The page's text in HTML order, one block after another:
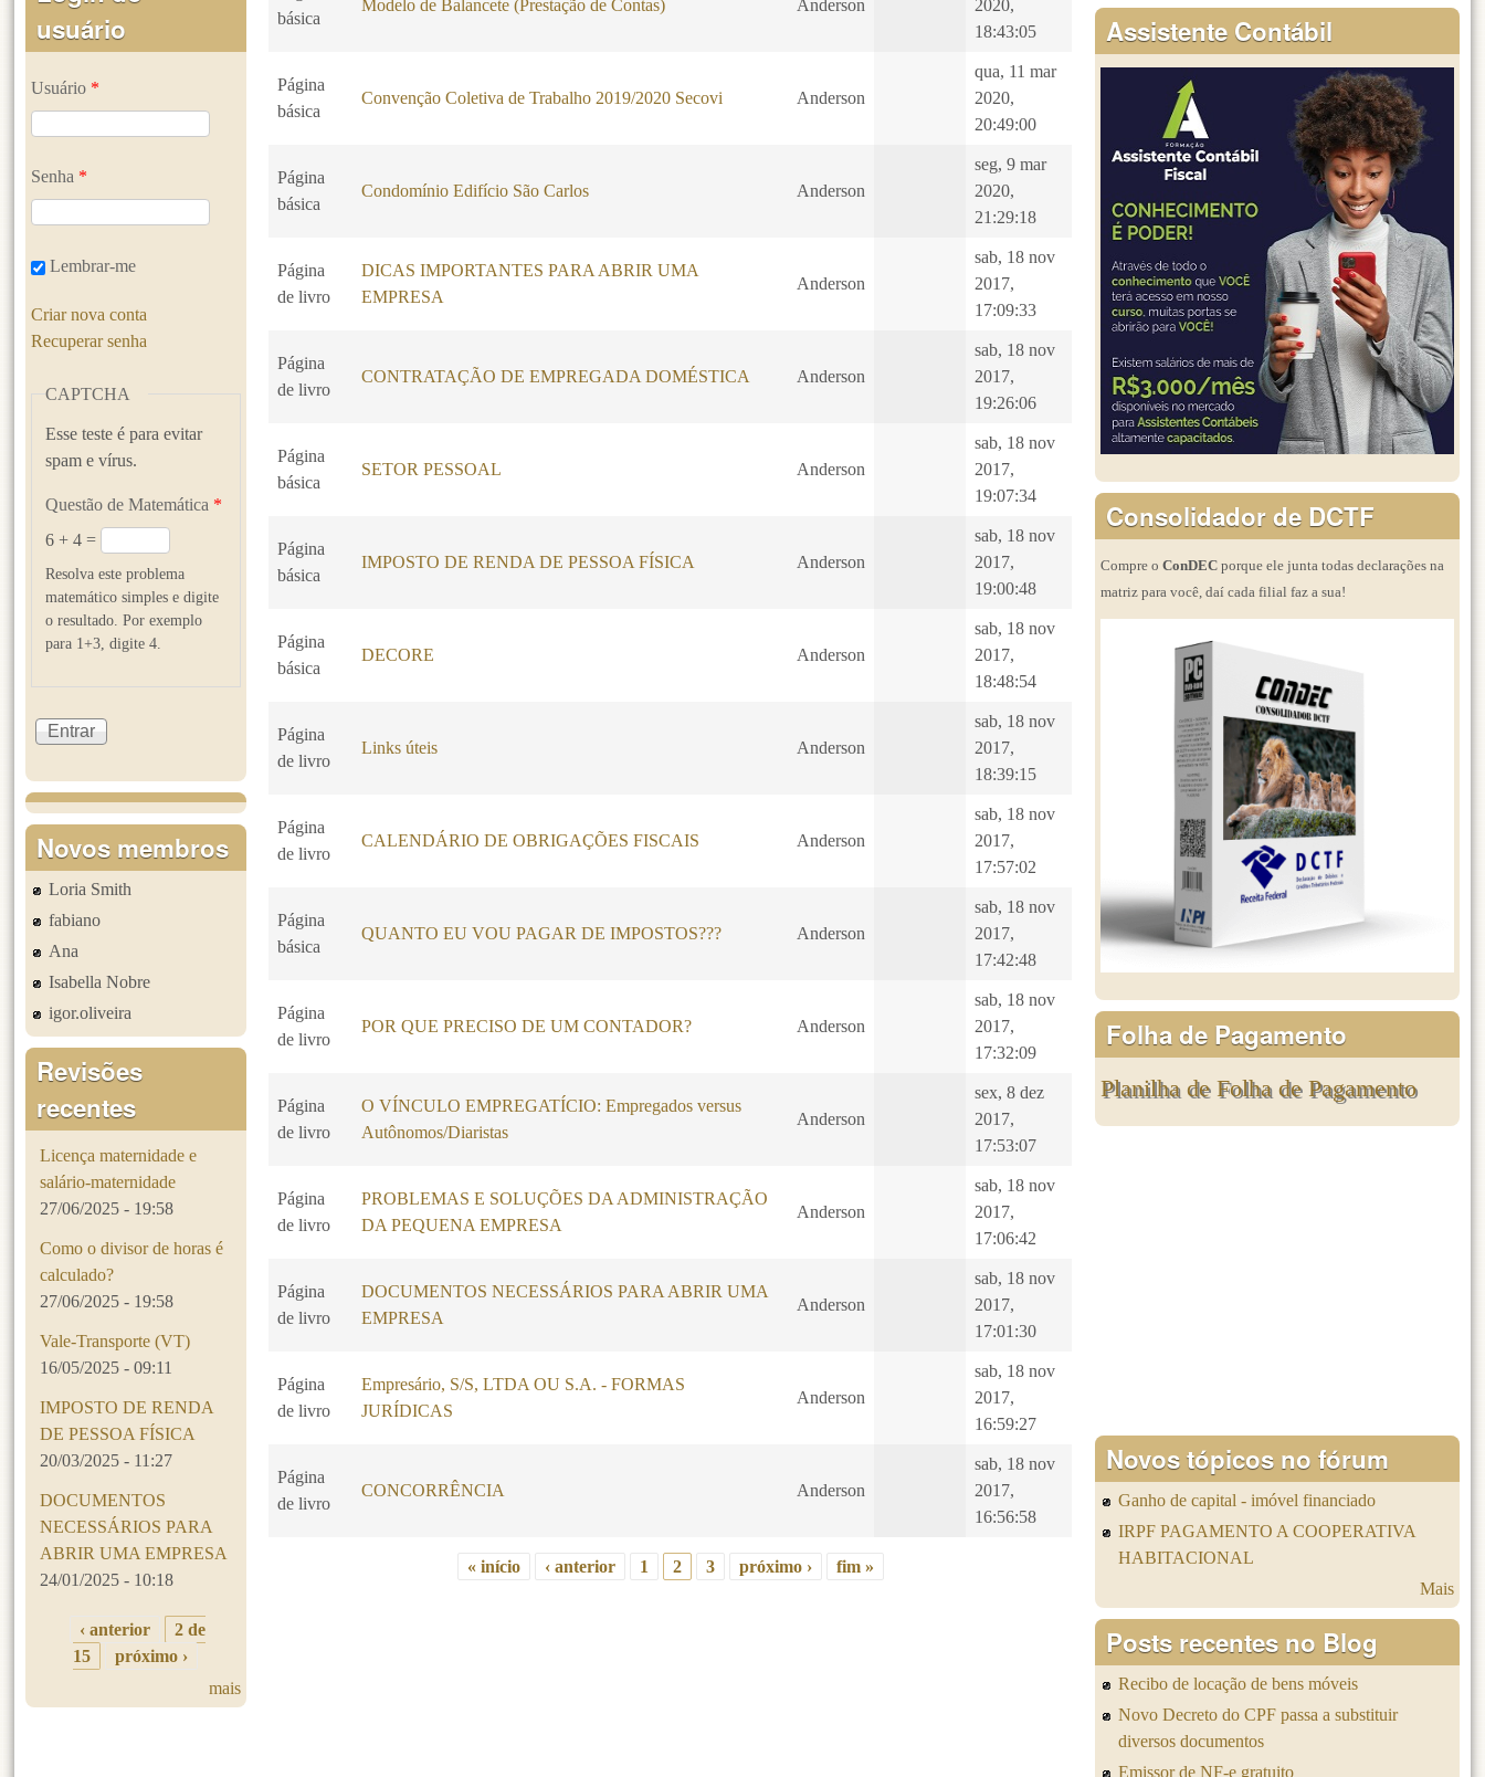
básica
Modelo de Balancete (Prestação de Contas) Anderson
2020,
18:43:05
Página
básica
Convenção Coletiva de Trabalho 2019/2020 Secovi Anderson
qua, 11 mar
2020,
20:49:00
Página
básica
Condomínio Edifício São Carlos Anderson
seg, 9 mar
2020,
21:29:18
Página
de livro
DICAS IMPORTANTES PARA ABRIR UMA
EMPRESA
Anderson
sab, 18 nov
2017,
17:09:33
Página
de livro
CONTRATAÇÃO DE EMPREGADA DOMÉSTICA Anderson
sab, 18 nov
2017,
19:26:06
Página
básica
SETOR PESSOAL Anderson
sab, 18 nov
2017,
19:07:34
Página
básica
IMPOSTO DE RENDA DE PESSOA FÍSICA Anderson
sab, 18 nov
2017,
19:00:48
Página
básica
DECORE Anderson
sab, 18 nov
2017,
18:48:54
Página
de livro
Links úteis Anderson
sab, 18 nov
2017,
18:39:15
Página
de livro
CALENDÁRIO DE OBRIGAÇÕES FISCAIS Anderson
sab, 18 nov
2017,
17:57:02
Página
básica
QUANTO EU VOU PAGAR DE IMPOSTOS??? Anderson
sab, 18 nov
2017,
17:42:48
Página
de livro
POR QUE PRECISO DE UM CONTADOR? Anderson
sab, 18 nov
2017,
17:32:09
Página
de livro
O VÍNCULO EMPREGATÍCIO: Empregados versus
Autônomos/Diaristas
Anderson
sex, 8 dez
2017,
17:53:07
Página
de livro
PROBLEMAS E SOLUÇÕES DA ADMINISTRAÇÃO
DA PEQUENA EMPRESA
Anderson
sab, 18 nov
2017,
17:06:42
Página
de livro
DOCUMENTOS NECESSÁRIOS PARA ABRIR UMA
EMPRESA
Anderson
sab, 18 nov
2017,
17:01:30
Página
de livro
Empresário, S/S, LTDA OU S.A. - FORMAS
JURÍDICAS
Anderson
sab, 18 nov
2017,
16:59:27
Página
de livro
CONCORRÊNCIA Anderson
sab, 18 nov
2017,
16:56:58
« início ‹ anterior 1 2 3 próximo › fim »
usuário
Usuário *
Senha *
Lembrar-me
Criar nova conta
Recuperar senha
CAPTCHA
Esse teste é para evitar
spam e vírus.
Questão de Matemática *
6 + 4 =
Resolva este problema
matemático simples e digite
o resultado. Por exemplo
para 1+3, digite 4.
Novos membros
Loria Smith
fabiano
Ana
Isabella Nobre
igor.oliveira
Revisões
recentes
Licença maternidade e
salário-maternidade
27/06/2025 - 19:58
Como o divisor de horas é
calculado?
27/06/2025 - 19:58
Vale-Transporte (VT)
16/05/2025 - 09:11
IMPOSTO DE RENDA
DE PESSOA FÍSICA
20/03/2025 - 11:27
DOCUMENTOS
NECESSÁRIOS PARA
ABRIR UMA EMPRESA
24/01/2025 - 10:18
‹ anterior
2 de
15
próximo ›
mais
Assistente Contábil
Consolidador de DCTF
Compre o ConDEC porque ele junta todas declarações na
matriz para você, daí cada filial faz a sua!
Folha de Pagamento
Planilha de Folha de Pagamento
Novos tópicos no fórum
Ganho de capital - imóvel financiado
IRPF PAGAMENTO A COOPERATIVA
HABITACIONAL
Mais
Posts recentes no Blog
Recibo de locação de bens móveis
Novo Decreto do CPF passa a substituir
diversos documentos
Emissor de NF-e gratuito